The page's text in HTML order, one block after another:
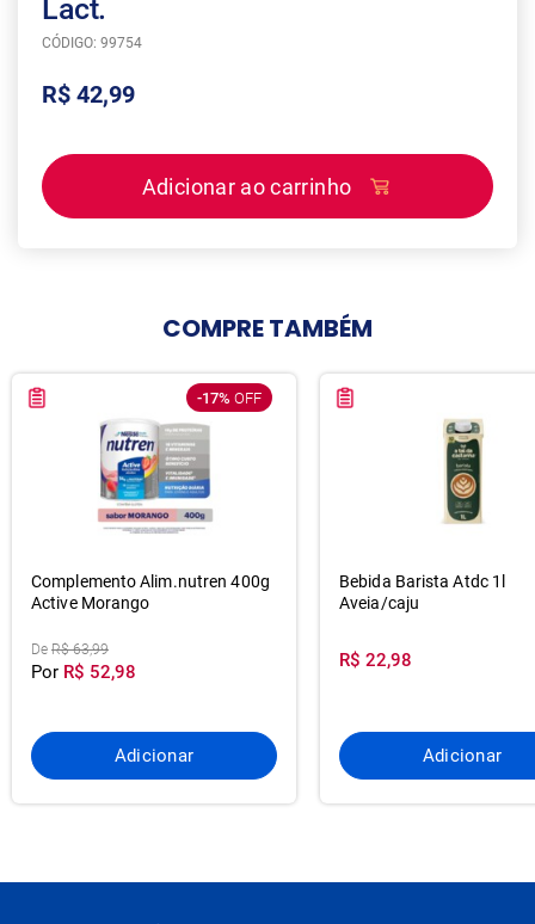
Lact.
CÓDIGO: 99754
R$ 42,99
Adicionar ao carrinho
COMPRETAMBÉM
-17% OFF
Complemento Alim.nutren 400g
Active Morango
De R$ 63,99
Por R$ 52,98
Adicionar
Bebida Barista Atdc 1l
Aveia/caju
R$ 22,98
Adicionar